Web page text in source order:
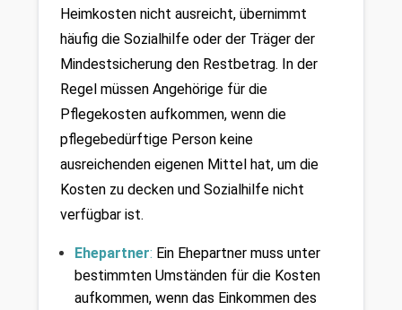
Heimkosten nicht ausreicht, übernimmt
häufig die Sozialhilfe oder der Träger der
Mindestsicherung den Restbetrag. In der
Regel müssen Angehörige für die
Pflegekosten aufkommen, wenn die
pflegebedürftige Person keine
ausreichenden eigenen Mittel hat, um die
Kosten zu decken und Sozialhilfe nicht
verfügbar ist.
Ehepartner: Ein Ehepartner muss unter
bestimmten Umständen für die Kosten
aufkommen, wenn das Einkommen des